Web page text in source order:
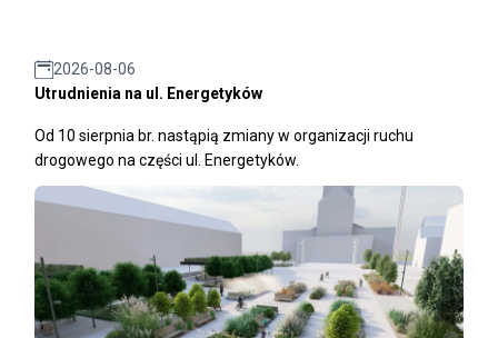
2026-08-06
Utrudnienia na ul. Energetyków
Od 10 sierpnia br. nastąpią zmiany w organizacji ruchu
drogowego na części ul. Energetyków.